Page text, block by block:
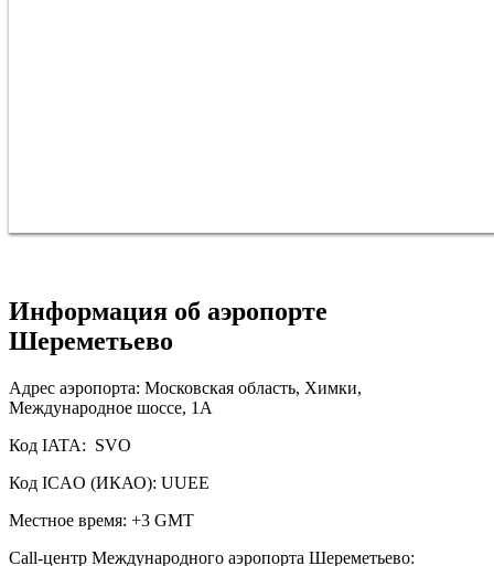
Информация об аэропорте
Шереметьево
Адрес аэропорта: Московская область, Химки,
Международное шоссе, 1А
Код IATA: SVO
Код ICAO (ИКАО): UUEE
Местное время: +3 GMT
Call-центр Международного аэропорта Шереметьево: